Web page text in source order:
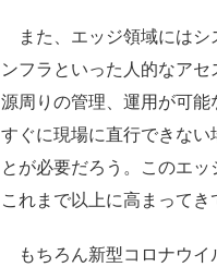
また、エッジ領域にはシ
ンフラといった人的なア
源周りの管理、運用が可
すぐに現場に直行できな
とが必要だろう。このエ
これまで以上に高まってき
もちろん新型コロナウイ